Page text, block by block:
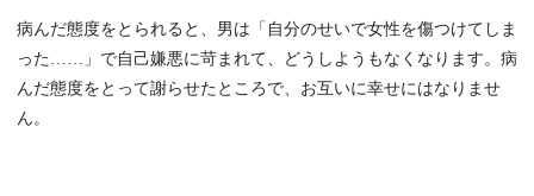
病んだ態度をとられると、男は「自分のせいで女性を傷つけてしま
った……」で自己嫌悪に苛まれて、どうしようもなくなります。病
んだ態度をとって謝らせたところで、お互いに幸せにはなりませ
ん。